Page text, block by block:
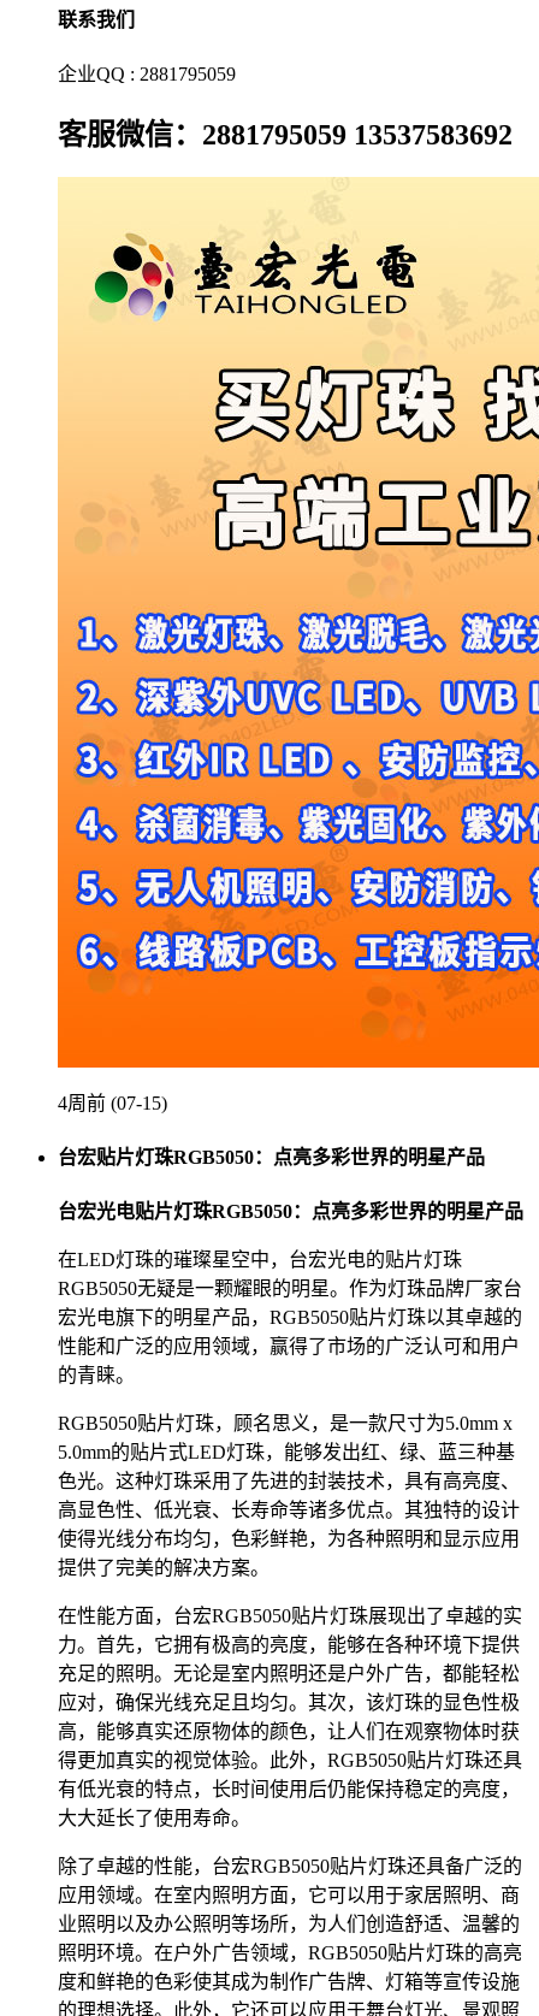
联系我们
企业QQ : 2881795059
客服微信：2881795059 13537583692
4周前 (07-15)
台宏贴片灯珠RGB5050：点亮多彩世界的明星产品
台宏光电贴片灯珠RGB5050：点亮多彩世界的明星产品
在LED灯珠的璀璨星空中，台宏光电的贴片灯珠
RGB5050无疑是一颗耀眼的明星。作为灯珠品牌厂家台
宏光电旗下的明星产品，RGB5050贴片灯珠以其卓越的
性能和广泛的应用领域，赢得了市场的广泛认可和用户
的青睐。
RGB5050贴片灯珠，顾名思义，是一款尺寸为5.0mm x
5.0mm的贴片式LED灯珠，能够发出红、绿、蓝三种基
色光。这种灯珠采用了先进的封装技术，具有高亮度、
高显色性、低光衰、长寿命等诸多优点。其独特的设计
使得光线分布均匀，色彩鲜艳，为各种照明和显示应用
提供了完美的解决方案。
在性能方面，台宏RGB5050贴片灯珠展现出了卓越的实
力。首先，它拥有极高的亮度，能够在各种环境下提供
充足的照明。无论是室内照明还是户外广告，都能轻松
应对，确保光线充足且均匀。其次，该灯珠的显色性极
高，能够真实还原物体的颜色，让人们在观察物体时获
得更加真实的视觉体验。此外，RGB5050贴片灯珠还具
有低光衰的特点，长时间使用后仍能保持稳定的亮度，
大大延长了使用寿命。
除了卓越的性能，台宏RGB5050贴片灯珠还具备广泛的
应用领域。在室内照明方面，它可以用于家居照明、商
业照明以及办公照明等场所，为人们创造舒适、温馨的
照明环境。在户外广告领域，RGB5050贴片灯珠的高亮
度和鲜艳的色彩使其成为制作广告牌、灯箱等宣传设施
的理想选择。此外，它还可以应用于舞台灯光、景观照